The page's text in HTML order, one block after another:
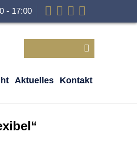
- 17:00
Aktuelles Kontakt